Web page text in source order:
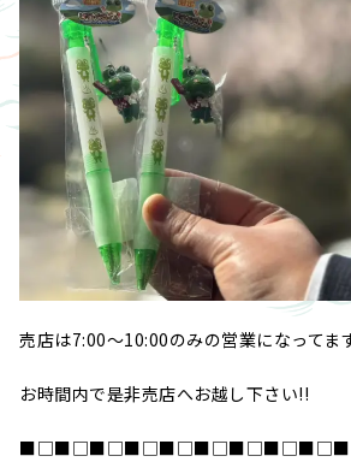
売店は7:00～10:00のみの営業になってます
お時間内で是非売店へお越し下さい!!